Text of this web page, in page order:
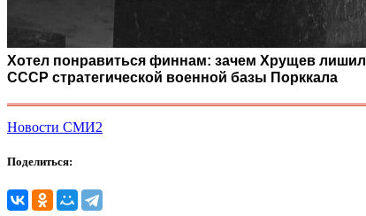
Хотел понравиться финнам: зачем Хрущев лишил
СССР стратегической военной базы Порккала
Новости СМИ2
Поделиться: